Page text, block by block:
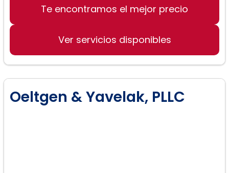
Planificación Patrimonial
Custodia de Hijos
Te encontramos el mejor precio
Ver servicios disponibles
Oeltgen & Yavelak, PLLC